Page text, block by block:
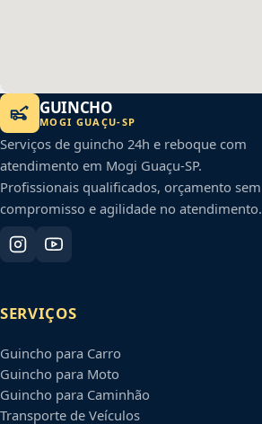
GUINCHO
MOGI GUAÇU-SP
Serviços de guincho 24h e reboque com
atendimento em Mogi Guaçu-SP.
Profissionais qualificados, orçamento sem
compromisso e agilidade no atendimento.
SERVIÇOS
Guincho para Carro
Guincho para Moto
Guincho para Caminhão
Transporte de Veículos